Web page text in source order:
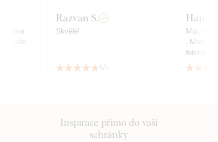
vše
Razvan S.
Skvělé!
5/5
Hana
Moc vám
. Mam
👏
Inspirace přímo do vaší
schránky